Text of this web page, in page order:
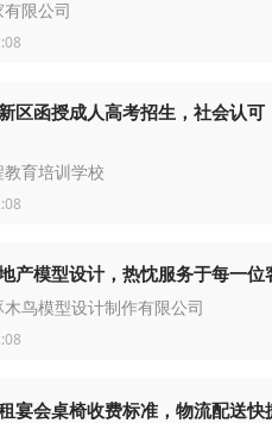
限公司
区函授成人高考招生，社会认可
育培训学校
产模型设计，热忱服务于每一位
鸟模型设计制作有限公司
宴会桌椅收费标准，物流配送快